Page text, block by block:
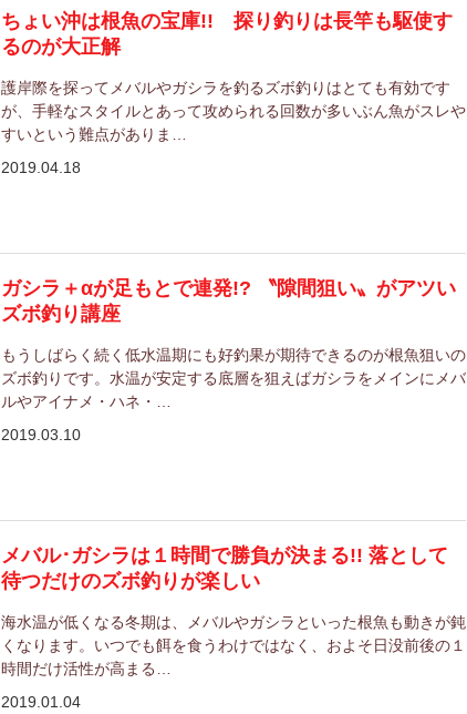
ちょい沖は根魚の宝庫!! 探り釣りは長竿も駆使す
るのが大正解
護岸際を探ってメバルやガシラを釣るズボ釣りはとても有効です
が、手軽なスタイルとあって攻められる回数が多いぶん魚がスレや
すいという難点がありま…
2019.04.18
ガシラ＋αが足もとで連発!? 〝隙間狙い〟がアツい
ズボ釣り講座
もうしばらく続く低水温期にも好釣果が期待できるのが根魚狙いの
ズボ釣りです。水温が安定する底層を狙えばガシラをメインにメバ
ルやアイナメ・ハネ・…
2019.03.10
メバル･ガシラは１時間で勝負が決まる!! 落として
待つだけのズボ釣りが楽しい
海水温が低くなる冬期は、メバルやガシラといった根魚も動きが鈍
くなります。いつでも餌を食うわけではなく、およそ日没前後の１
時間だけ活性が高まる…
2019.01.04